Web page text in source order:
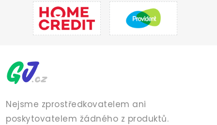
Nejsme zprostředkovatelem ani
poskytovatelem žádného z produktů.